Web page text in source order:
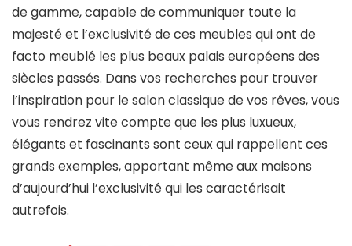
de gamme, capable de communiquer toute la
majesté et l’exclusivité de ces meubles qui ont de
facto meublé les plus beaux palais européens des
siècles passés. Dans vos recherches pour trouver
l’inspiration pour le salon classique de vos rêves, vous
vous rendrez vite compte que les plus luxueux,
élégants et fascinants sont ceux qui rappellent ces
grands exemples, apportant même aux maisons
d’aujourd’hui l’exclusivité qui les caractérisait
autrefois.